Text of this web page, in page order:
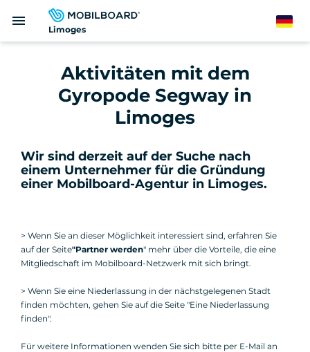
zum
Limoges
menu German
Aktivitäten mit dem
Gyropode Segway in
Limoges
Wir sind derzeit auf der Suche nach
einem Unternehmer für die Gründung
einer Mobilboard-Agentur in Limoges.
> Wenn Sie an dieser Möglichkeit interessiert sind, erfahren Sie
auf der Seite"Partner werden" mehr über die Vorteile, die eine
Mitgliedschaft im Mobilboard-Netzwerk mit sich bringt.
> Wenn Sie eine Niederlassung in der nächstgelegenen Stadt
finden möchten, gehen Sie auf die Seite "Eine Niederlassung
finden".
Für weitere Informationen wenden Sie sich bitte per E-Mail an